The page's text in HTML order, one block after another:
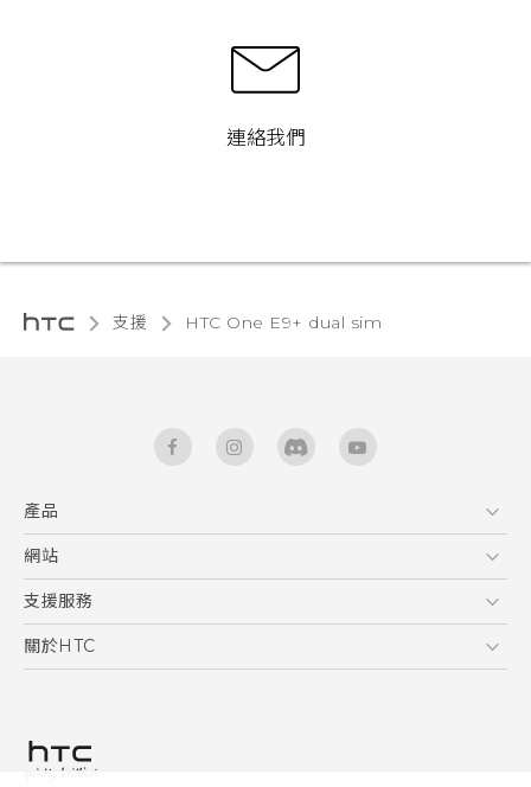
連絡我們
支援 HTC One E9+ dual sim‎
產品
5G
智能手機
區塊鍊手機
網站
HTC Dev
HTC Research
支援服務
服務中心
關於HTC
私隱政策